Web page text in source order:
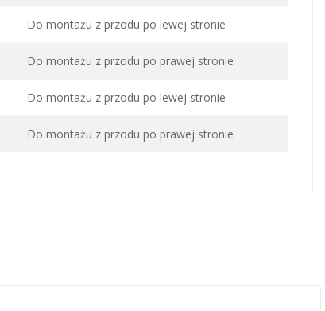
Do montażu z przodu po lewej stronie
Do montażu z przodu po prawej stronie
Do montażu z przodu po lewej stronie
Do montażu z przodu po prawej stronie